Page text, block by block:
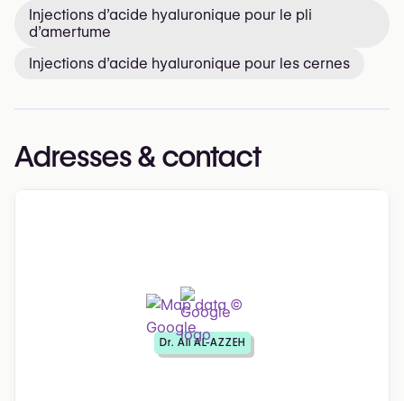
Injections d’acide hyaluronique pour le pli
d’amertume
Injections d’acide hyaluronique pour les cernes
Adresses & contact
Dr. Ali AL-AZZEH